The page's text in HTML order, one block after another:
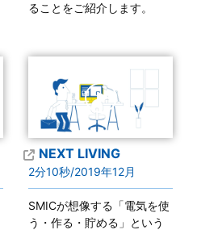
ることをご紹介します。
NEXT LIVING
2分10秒/2019年12月
SMICが想像する「電気を使
う・作る・貯める」という